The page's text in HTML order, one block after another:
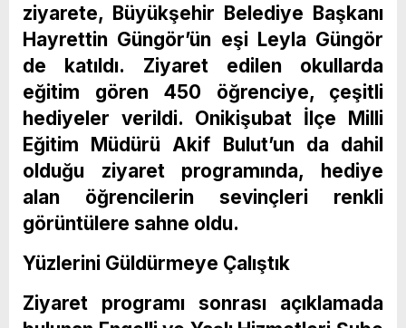
ziyarete, Büyükşehir Belediye Başkanı
Hayrettin Güngör’ün eşi Leyla Güngör
de katıldı. Ziyaret edilen okullarda
eğitim gören 450 öğrenciye, çeşitli
hediyeler verildi. Onikişubat İlçe Milli
Eğitim Müdürü Akif Bulut’un da dahil
olduğu ziyaret programında, hediye
alan öğrencilerin sevinçleri renkli
görüntülere sahne oldu.
Yüzlerini Güldürmeye Çalıştık
Ziyaret programı sonrası açıklamada